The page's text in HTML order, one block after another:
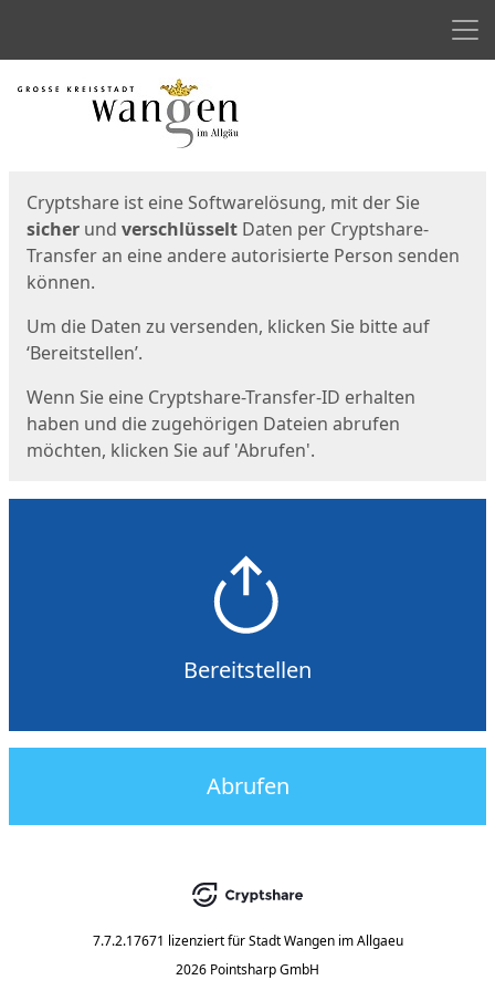
Start
Cryptshare ist eine Softwarelösung, mit der Sie
sicher und verschlüsselt Daten per Cryptshare-
Transfer an eine andere autorisierte Person senden
können.
Um die Daten zu versenden, klicken Sie bitte auf
‘Bereitstellen’.
Wenn Sie eine Cryptshare-Transfer-ID erhalten
haben und die zugehörigen Dateien abrufen
möchten, klicken Sie auf 'Abrufen'.
Bereitstellen
Abrufen
7.7.2.17671 lizenziert für Stadt Wangen im Allgaeu
2026 Pointsharp GmbH